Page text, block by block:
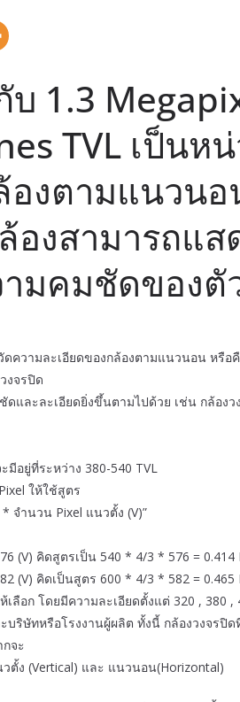
บ 1.3
TVL เป็นห
องตามแนวน
องสามารถแ
มคมชัดของตั
ดความละเอียดของกล้องตามแนวนอน หรื
งจรปิด
ดและละเอียดยิ่งขึ้นตามไปด้วย เช่น กล้อง
มีอยู่ที่ระหว่าง 380-540 TVL
ให้ใช้สูตร
จำนวน Pixel แนวตั้ง (V)”
(V) คิดสูตรเป็น 540 * 4/3 * 576 = 0.414
(V) คิดเป็นสูตร 600 * 4/3 * 582 = 0.465
ลือก โดยมีความละเอียดตั้งแต่ 320 , 380 ,
ริษัทหรือโรงงานผู้ผลิต ทั้งนี้ กล้องวงจรปิ
จะ
ตั้ง (Vertical) และ แนวนอน(Horizontal)